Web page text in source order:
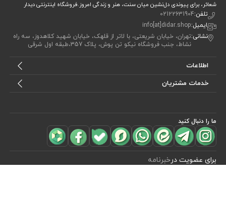
مشاهده محصولات(1)
شعائر، برای پیوندی دل‌نشین میان سنت، هنر و زندگی امروز.فروشگاه اینترنتی دیدار
تلفن:02122631904
ایمیل:info[at]didar.shop
نشانی:تهران، خیابان شریعتی، با لاتر از قلهک، خیابان شهید کلاهدوز، سه راه
نشاط، جنب فروشگاه نیکو تن پوش، پلاک 357،طبقه اول شرقی
اطلاعات
خدمات مشتریان
ما را دنبال کنید
برای عضویت درخبرنامه